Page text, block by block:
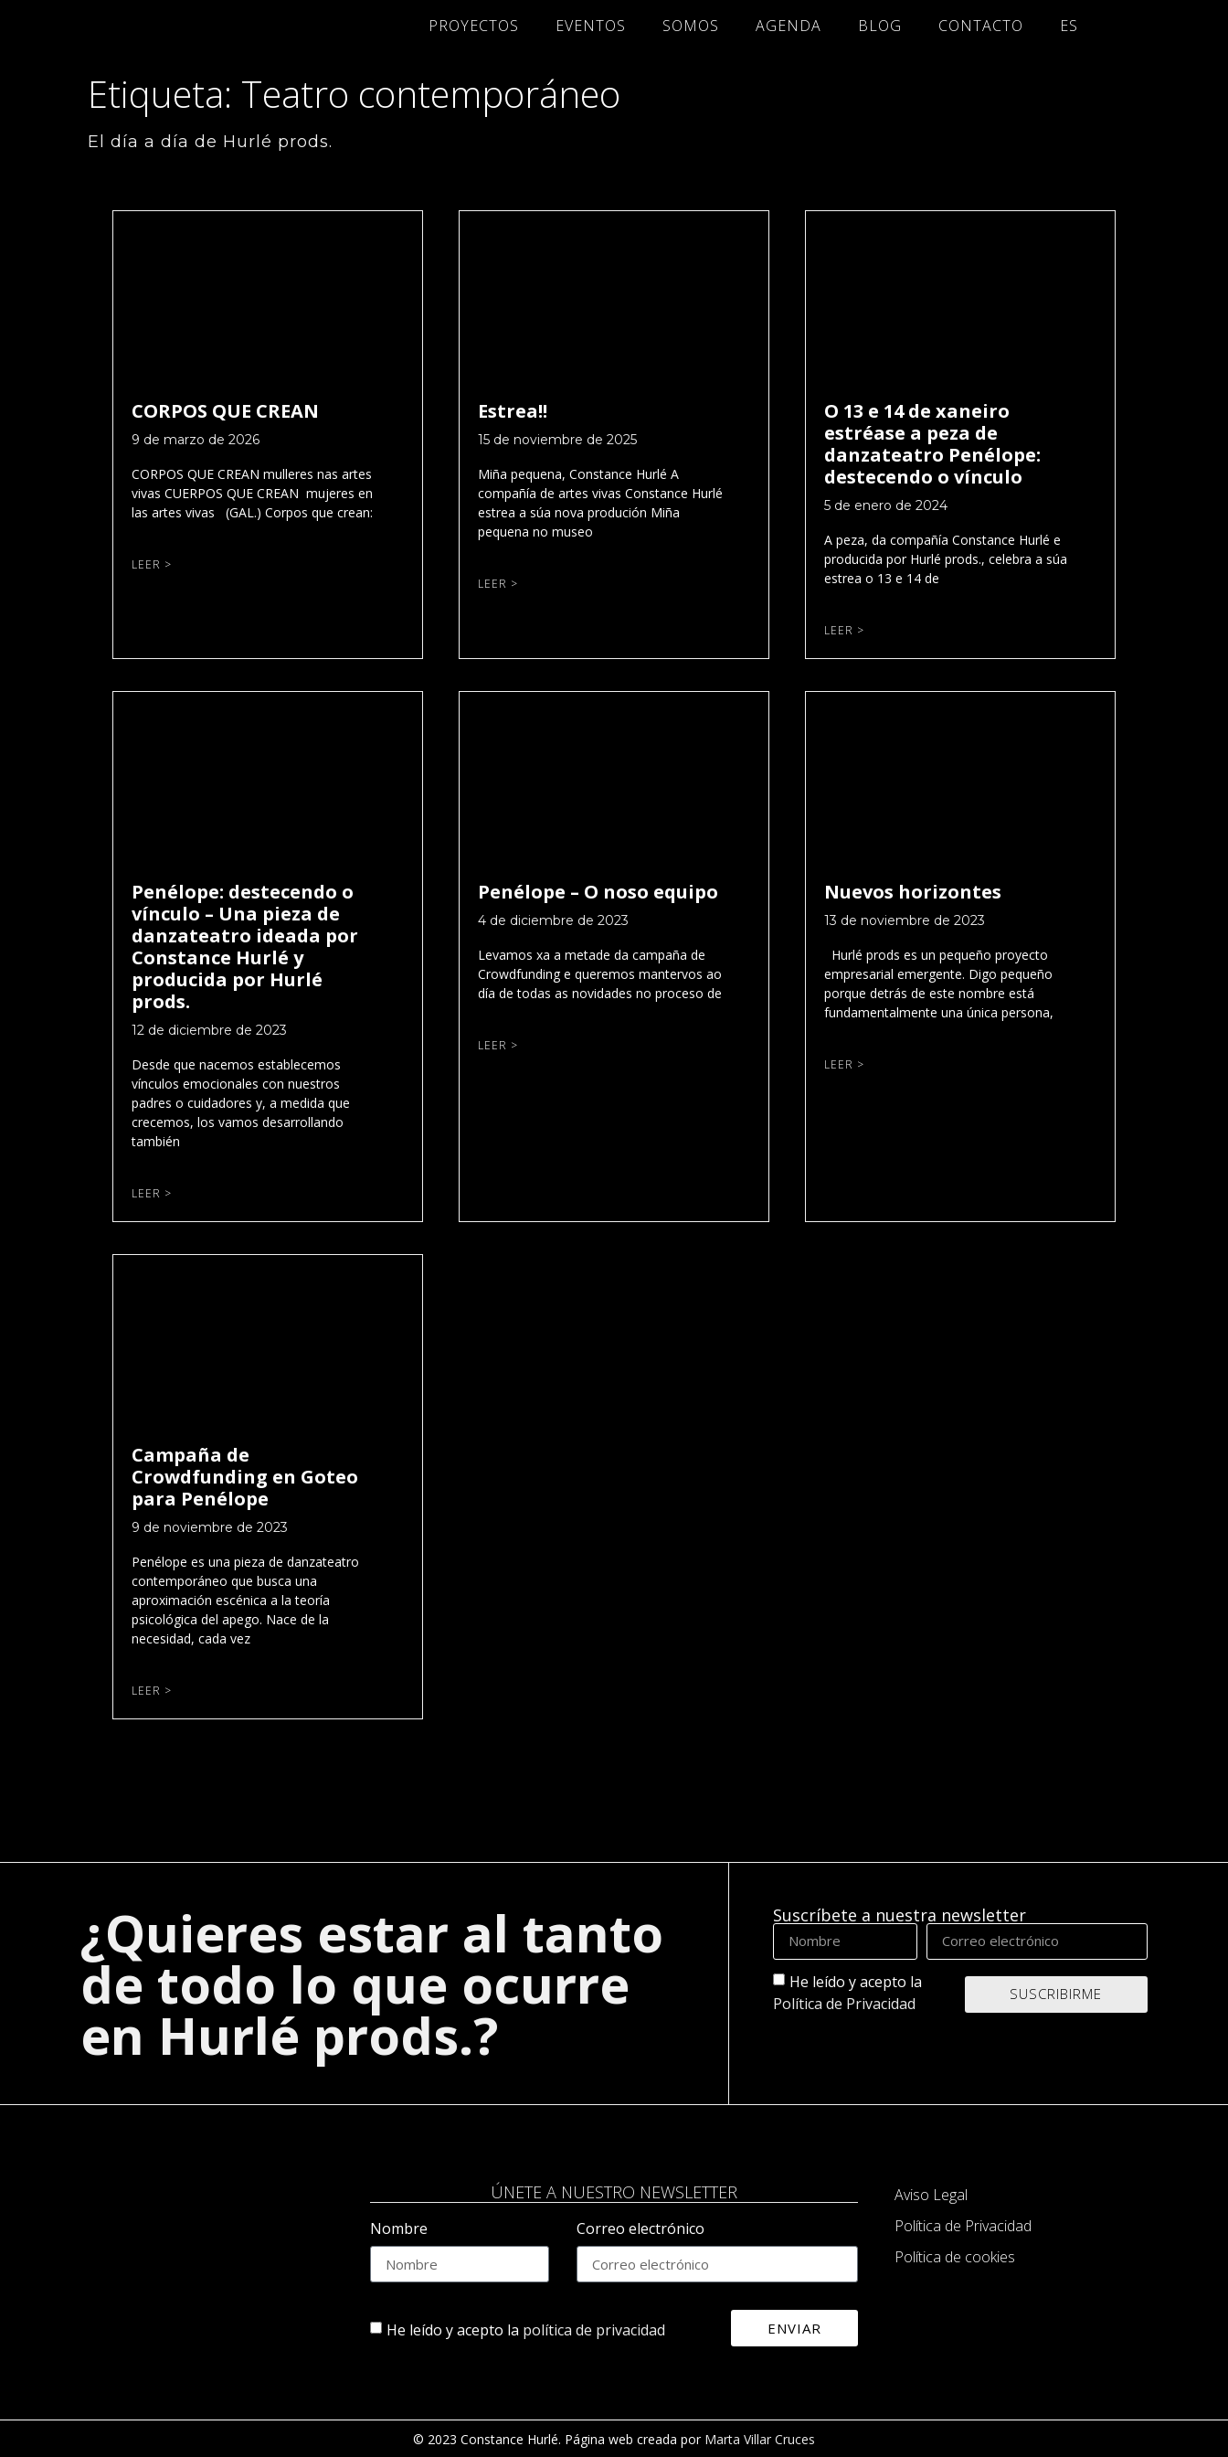
PROYECTOS EVENTOS SOMOS AGENDA BLOG CONTACTO ES
Etiqueta: Teatro contemporáneo
El día a día de Hurlé prods.
CORPOS QUE CREAN
9 de marzo de 2026
CORPOS QUE CREAN mulleres nas artes
vivas CUERPOS QUE CREAN mujeres en
las artes vivas (GAL.) Corpos que crean:
LEER >
Estrea!!
15 de noviembre de 2025
Miña pequena, Constance Hurlé A
compañía de artes vivas Constance Hurlé
estrea a súa nova produción Miña
pequena no museo
LEER >
O 13 e 14 de xaneiro
estréase a peza de
danzateatro Penélope:
destecendo o vínculo
5 de enero de 2024
A peza, da compañía Constance Hurlé e
producida por Hurlé prods., celebra a súa
estrea o 13 e 14 de
LEER >
Penélope: destecendo o
vínculo – Una pieza de
danzateatro ideada por
Constance Hurlé y
producida por Hurlé
prods.
12 de diciembre de 2023
Desde que nacemos establecemos
vínculos emocionales con nuestros
padres o cuidadores y, a medida que
crecemos, los vamos desarrollando
también
LEER >
Penélope – O noso equipo
4 de diciembre de 2023
Levamos xa a metade da campaña de
Crowdfunding e queremos mantervos ao
día de todas as novidades no proceso de
LEER >
Nuevos horizontes
13 de noviembre de 2023
Hurlé prods es un pequeño proyecto
empresarial emergente. Digo pequeño
porque detrás de este nombre está
fundamentalmente una única persona,
LEER >
Campaña de
Crowdfunding en Goteo
para Penélope
9 de noviembre de 2023
Penélope es una pieza de danzateatro
contemporáneo que busca una
aproximación escénica a la teoría
psicológica del apego. Nace de la
necesidad, cada vez
LEER >
¿Quieres estar al tanto
de todo lo que ocurre
en Hurlé prods.?
Suscríbete a nuestra newsletter
He leído y acepto la
Política de Privacidad
SUSCRIBIRME
ÚNETE A NUESTRO NEWSLETTER
Nombre Correo electrónico
He leído y acepto la política de privacidad ENVIAR
Aviso Legal
Política de Privacidad
Política de cookies
© 2023 Constance Hurlé. Página web creada por Marta Villar Cruces